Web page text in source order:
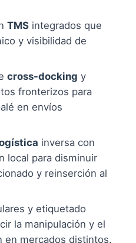
TMS integrados que
y visibilidad de
cross-docking y
fronterizos para
en envíos
inversa con
local para disminuir
y reinserción al
y etiquetado
la manipulación y el
en mercados distintos.